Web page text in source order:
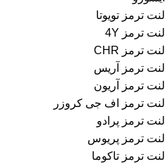
لنت ترمز تویوتا
لنت ترمز 4Y
لنت ترمز CHR
لنت ترمز آریس
لنت ترمز آریون
لنت ترمز اف جی‌ کروزر
لنت ترمز پرادو
لنت ترمز پریوس
لنت ترمز تاکوما